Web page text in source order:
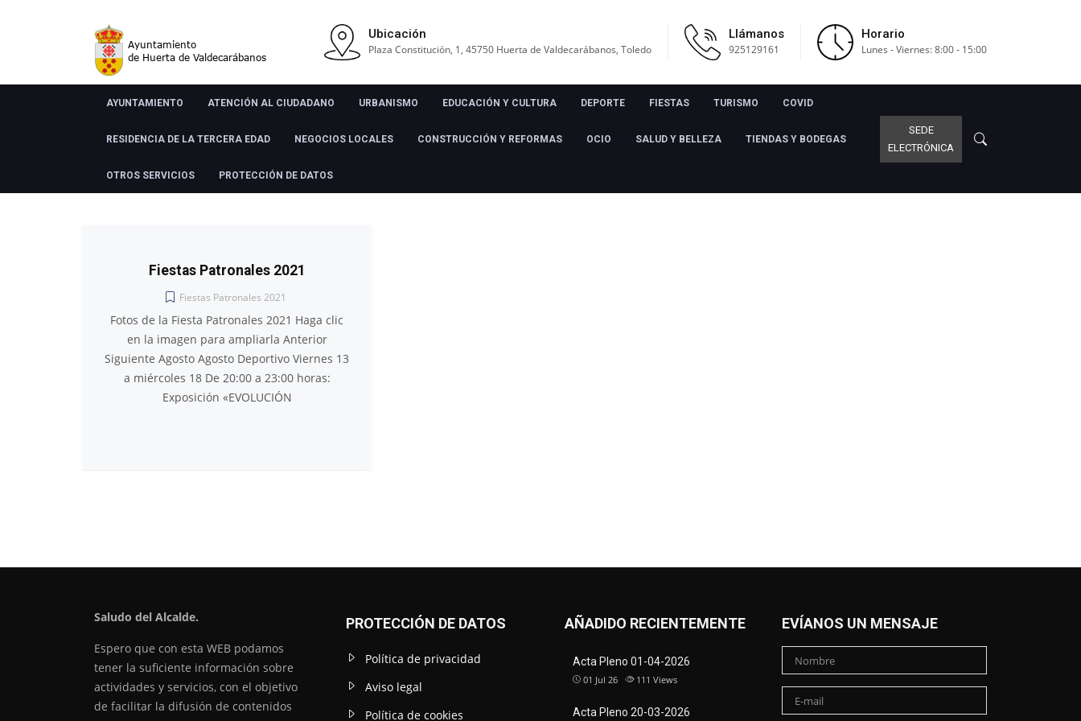
Ubicación
Plaza Constitución, 1, 45750 Huerta de Valdecarábanos, Toledo
Llámanos
925129161
Horario
Lunes - Viernes: 8:00 - 15:00
AYUNTAMIENTO ATENCIÓN AL CIUDADANO URBANISMO EDUCACIÓN Y CULTURA DEPORTE FIESTAS TURISMO COVID
RESIDENCIA DE LA TERCERA EDAD NEGOCIOS LOCALES CONSTRUCCIÓN Y REFORMAS OCIO SALUD Y BELLEZA TIENDAS Y BODEGAS
OTROS SERVICIOS PROTECCIÓN DE DATOS
SEDE
ELECTRÓNICA
Fiestas Patronales 2021
Fiestas Patronales 2021
Fotos de la Fiesta Patronales 2021 Haga clic
en la imagen para ampliarla Anterior
Siguiente Agosto Agosto Deportivo Viernes 13
a miércoles 18 De 20:00 a 23:00 horas:
Exposición «EVOLUCIÓN
Saludo del Alcalde.
Espero que con esta WEB podamos
tener la suficiente información sobre
actividades y servicios, con el objetivo
de facilitar la difusión de contenidos
PROTECCIÓN DE DATOS
Política de privacidad
Aviso legal
Política de cookies
AÑADIDO RECIENTEMENTE
Acta Pleno 01-04-2026
01 Jul 26 111 Views
Acta Pleno 20-03-2026
EVÍANOS UN MENSAJE